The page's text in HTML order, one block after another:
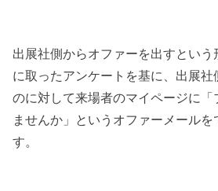
出展社側からオファーを出すという
に取ったアンケートを基に、出展社
のに対して来場者のマイページに「
ませんか」というオファーメールを
す。